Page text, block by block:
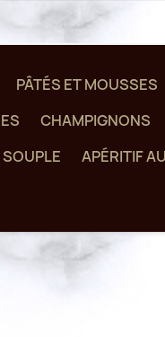
PÂTÉS ET MOUSSES
CHAMPIGNONS
APÉRITIF